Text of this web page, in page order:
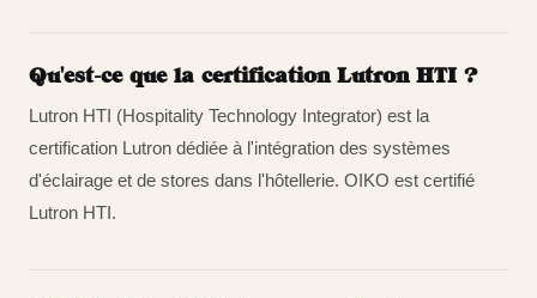
Qu'est-ce que la certification Lutron HTI ?
Lutron HTI (Hospitality Technology Integrator) est la
certification Lutron dédiée à l'intégration des systèmes
d'éclairage et de stores dans l'hôtellerie. OIKO est certifié
Lutron HTI.